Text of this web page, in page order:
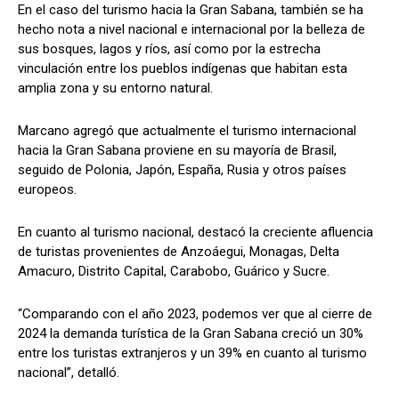
En el caso del turismo hacia la Gran Sabana, también se ha
hecho nota a nivel nacional e internacional por la belleza de
sus bosques, lagos y ríos, así como por la estrecha
vinculación entre los pueblos indígenas que habitan esta
amplia zona y su entorno natural.
Marcano agregó que actualmente el turismo internacional
hacia la Gran Sabana proviene en su mayoría de Brasil,
seguido de Polonia, Japón, España, Rusia y otros países
europeos.
En cuanto al turismo nacional, destacó la creciente afluencia
de turistas provenientes de Anzoáegui, Monagas, Delta
Amacuro, Distrito Capital, Carabobo, Guárico y Sucre.
“Comparando con el año 2023, podemos ver que al cierre de
2024 la demanda turística de la Gran Sabana creció un 30%
entre los turistas extranjeros y un 39% en cuanto al turismo
nacional”, detalló.